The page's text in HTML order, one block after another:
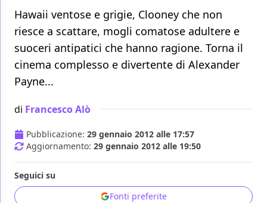
Hawaii ventose e grigie, Clooney che non
riesce a scattare, mogli comatose adultere e
suoceri antipatici che hanno ragione. Torna il
cinema complesso e divertente di Alexander
Payne...
di Francesco Alò
Pubblicazione: 29 gennaio 2012 alle 17:57
Aggiornamento: 29 gennaio 2012 alle 19:50
Seguici su
Fonti preferite